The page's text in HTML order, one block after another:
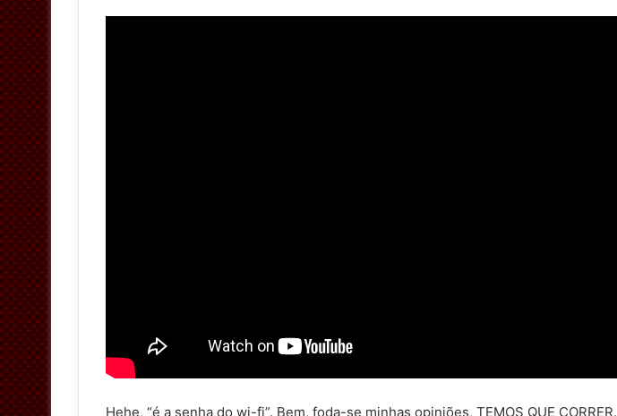
Hehe, “é a senha do wi-fi”. Bem, foda-se minhas opiniões, TEMOS QUE CORRER.